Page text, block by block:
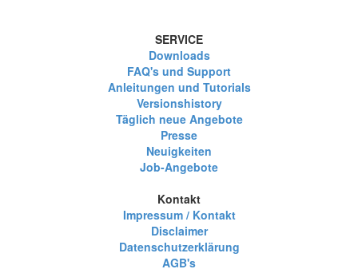
SERVICE
Downloads
FAQ's und Support
Anleitungen und Tutorials
Versionshistory
Täglich neue Angebote
Presse
Neuigkeiten
Job-Angebote
Kontakt
Impressum / Kontakt
Disclaimer
Datenschutzerklärung
AGB's